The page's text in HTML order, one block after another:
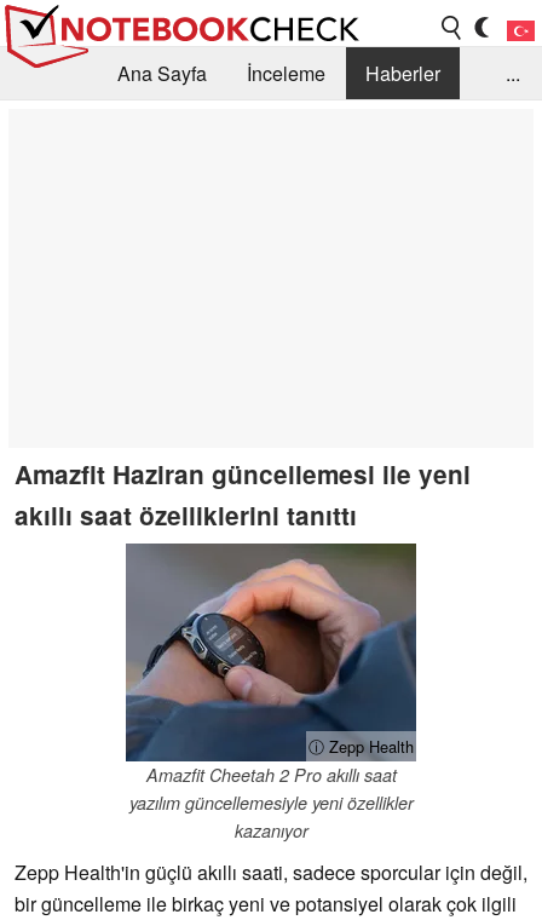
Ana Sayfa İnceleme
Haberler
...
Amazfit Haziran güncellemesi ile yeni
akıllı saat özelliklerini tanıttı
ⓘ Zepp Health
Amazfit Cheetah 2 Pro akıllı saat
yazılım güncellemesiyle yeni özellikler
kazanıyor
Zepp Health'in güçlü akıllı saati, sadece sporcular için değil,
bir güncelleme ile birkaç yeni ve potansiyel olarak çok ilgili